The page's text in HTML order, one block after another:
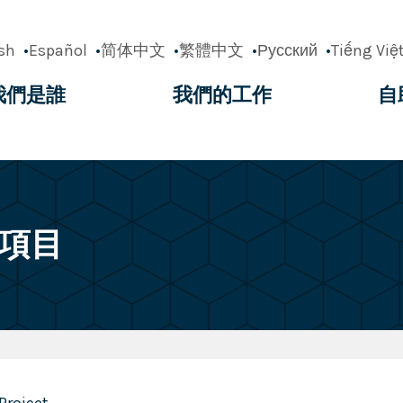
Español 简体中文 繁體中文 Русский Tiếng
們是誰 我們的工作
目